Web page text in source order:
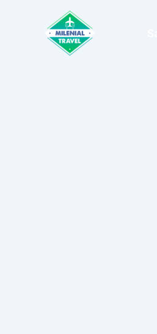
contenido